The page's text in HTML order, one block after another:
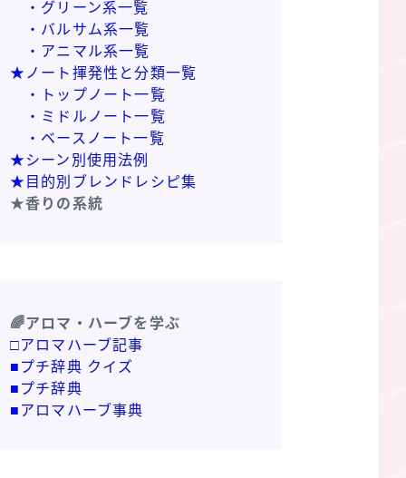
・グリーン系一覧
・バルサム系一覧
・アニマル系一覧
★ノート揮発性と分類一覧
・トップノート一覧
・ミドルノート一覧
・ベースノート一覧
★シーン別使用法例
★目的別ブレンドレシピ集
★香りの系統
🌈アロマ・ハーブを学ぶ
□アロマハーブ記事
■プチ辞典 クイズ
■プチ辞典
■アロマハーブ事典